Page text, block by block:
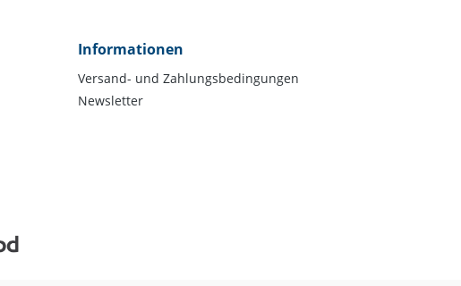
Informationen
Versand- und Zahlungsbedingungen
Newsletter